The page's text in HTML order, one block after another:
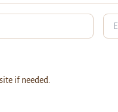
if needed.